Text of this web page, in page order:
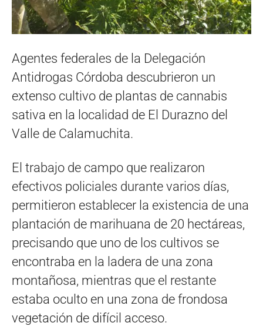
Agentes federales de la Delegación
Antidrogas Córdoba descubrieron un
extenso cultivo de plantas de cannabis
sativa en la localidad de El Durazno del
Valle de Calamuchita.
El trabajo de campo que realizaron
efectivos policiales durante varios días,
permitieron establecer la existencia de una
plantación de marihuana de 20 hectáreas,
precisando que uno de los cultivos se
encontraba en la ladera de una zona
montañosa, mientras que el restante
estaba oculto en una zona de frondosa
vegetación de difícil acceso.